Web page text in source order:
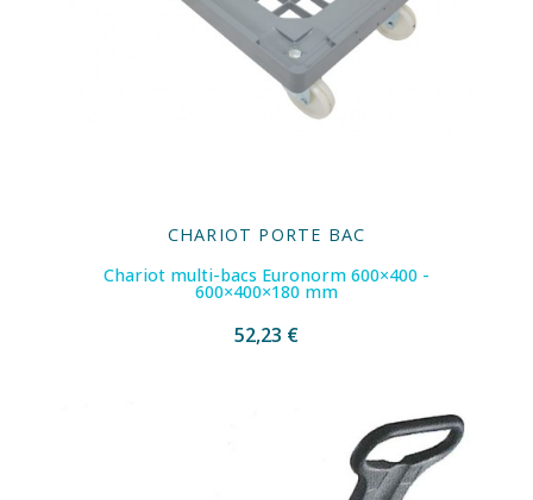
CHARIOT PORTE BAC
Chariot multi-bacs Euronorm 600×400 -
600×400×180 mm
52,23 €